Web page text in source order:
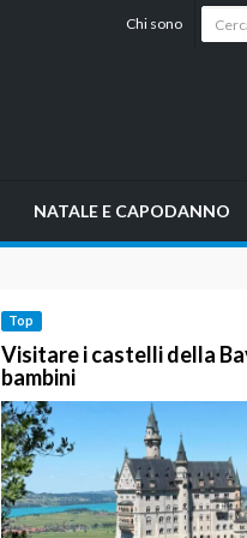
Chi sono
NATALE E CAPODANNO
Top
Visitare i castelli della
bambini